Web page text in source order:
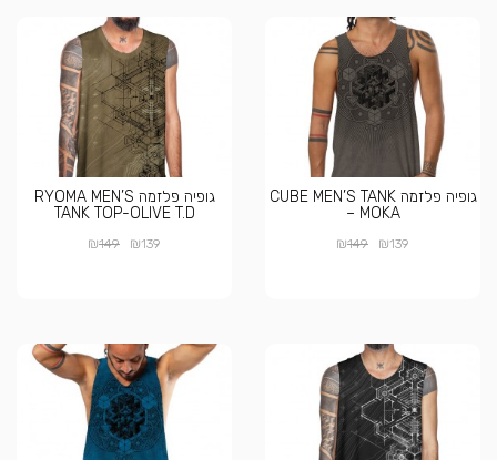
גופיה פלזמה CUBE MEN’S TANK
– MOKA
₪139
₪149
גופיה פלזמה RYOMA MEN’S
TANK TOP-OLIVE T.D
₪139
₪149